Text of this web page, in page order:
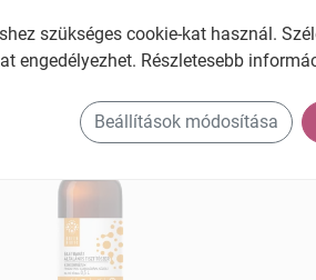
szükséges cookie-kat használ.
engedélyezhet. Részletesebb
Beállítások módosítása